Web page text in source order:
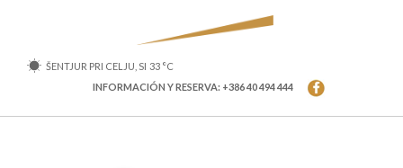
ŠENTJUR PRI CELJU, SI 33 °C
INFORMACIÓN Y RESERVA: +386 40 494 444